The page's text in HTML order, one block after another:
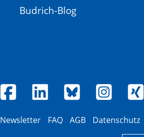
Budrich-Blog
Newsletter FAQ AGB Datenschutz